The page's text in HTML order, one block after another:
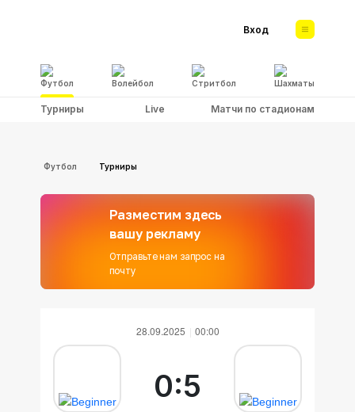
Футбол Волейбол Стритбол Шахматы
Вход
Турниры Live Матчи по стадионам
Футбол Турниры
Разместим здесь
вашу рекламу
Отправьте нам запрос на
почту
28.09.2025 00:00
0:5